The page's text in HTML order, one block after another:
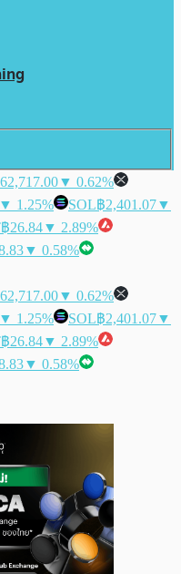
▼ 0.62%
▼ 1.25% SOL฿2,401.07▼
฿26.84▼ 2.89%
▼ 0.58%
▼ 0.62%
▼ 1.25% SOL฿2,401.07▼
฿26.84▼ 2.89%
▼ 0.58%